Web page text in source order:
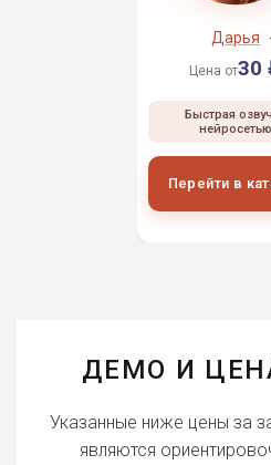
Дарья
Цена от30
Быстрая
нейросетью
Перейти в
ДЕМО И
Указанные ниже цены за
являются